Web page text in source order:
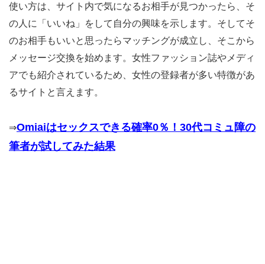
使い方は、サイト内で気になるお相手が見つかったら、そ
の人に「いいね」をして自分の興味を示します。そしてそ
のお相手もいいと思ったらマッチングが成立し、そこから
メッセージ交換を始めます。女性ファッション誌やメディ
アでも紹介されているため、女性の登録者が多い特徴があ
るサイトと言えます。
⇒Omiaiはセックスできる確率0％！30代コミュ障の
筆者が試してみた結果